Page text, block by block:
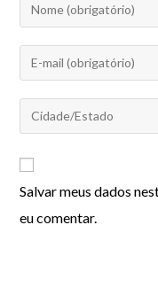
Salvar meus dados
eu comentar.